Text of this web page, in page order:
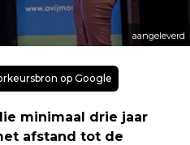
aangeleverd
op Google
minimaal drie jaar
afstand tot de